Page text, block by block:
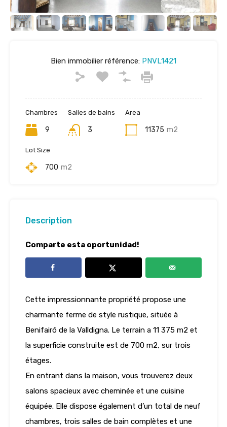
Bien immobilier référence: PNVL1421
Chambres
9
Salles de bains
3
Area
11375 m2
Lot Size
700 m2
Description
Comparte esta oportunidad!
Cette impressionnante propriété propose une
charmante ferme de style rustique, située à
Benifairó de la Valldigna. Le terrain a 11 375 m2 et
la superficie construite est de 700 m2, sur trois
étages.
En entrant dans la maison, vous trouverez deux
salons spacieux avec cheminée et une cuisine
équipée. Elle dispose également d’un total de neuf
chambres, trois salles de bain complètes et une